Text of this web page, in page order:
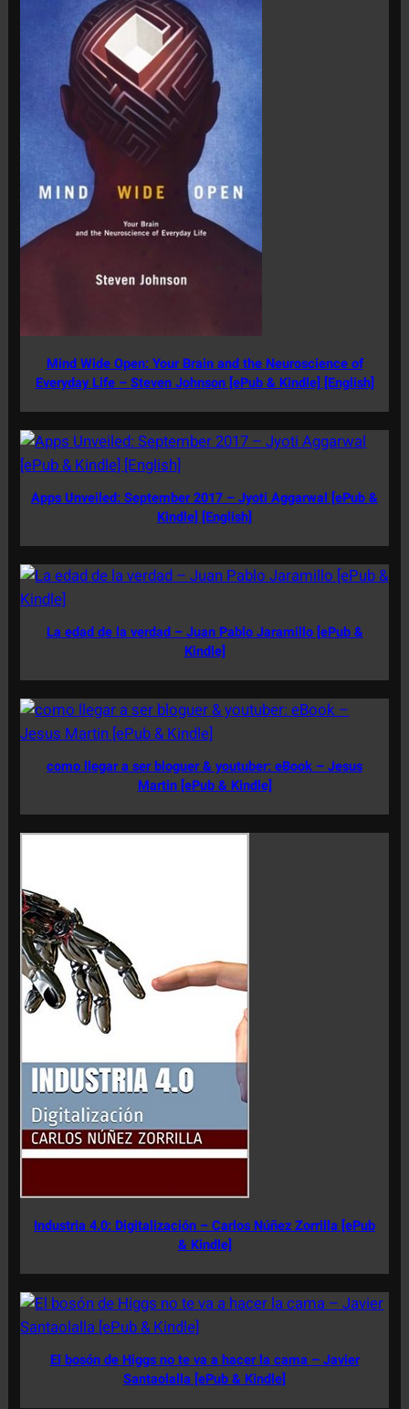
Mind Wide Open: Your Brain and the Neuroscience of
Everyday Life – Steven Johnson [ePub & Kindle] [English]
Apps Unveiled: September 2017 – Jyoti Aggarwal [ePub &
Kindle] [English]
La edad de la verdad – Juan Pablo Jaramillo [ePub &
Kindle]
como llegar a ser bloguer & youtuber: eBook – Jesus
Martin [ePub & Kindle]
Industria 4.0: Digitalización – Carlos Núñez Zorrilla [ePub
& Kindle]
El bosón de Higgs no te va a hacer la cama – Javier
Santaolalla [ePub & Kindle]